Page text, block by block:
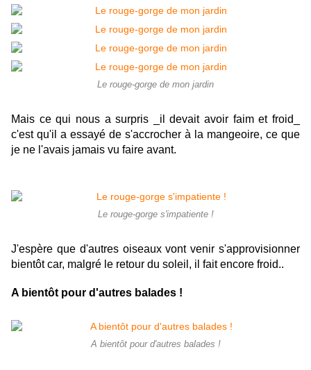
Le rouge-gorge de mon jardin
Mais ce qui nous a surpris _il devait avoir faim et froid_
c'est qu'il a essayé de s'accrocher à la mangeoire, ce que
je ne l'avais jamais vu faire avant.
Le rouge-gorge s'impatiente !
J'espère que d'autres oiseaux vont venir s'approvisionner
bientôt car, malgré le retour du soleil, il fait encore froid..
A bientôt pour d'autres balades !
A bientôt pour d'autres balades !